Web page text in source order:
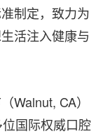
制定，致力为
活注入健康与
Walnut, CA）
国际权威口腔